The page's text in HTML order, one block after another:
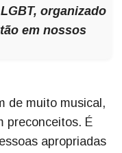
organizado
em nossos
de muito musical,
preconceitos. É
apropriadas